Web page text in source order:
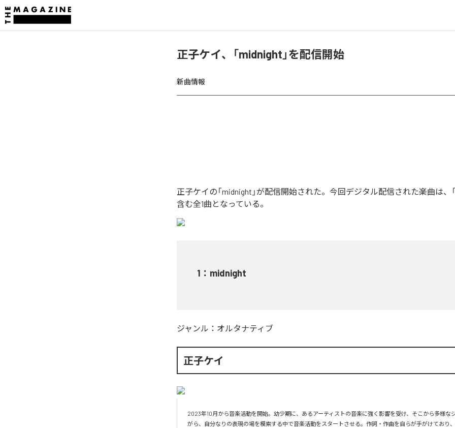
正子ケイ、「midnight」を配信開始
新曲情報
正子ケイの「midnight」が配信開始された。今回デジタル配信された楽曲は、
含む全1曲となっている。
1 ： midnight
ジャンル： オルタナティブ
正子ケイ
2023年10月から音楽活動を開始。幼少期に、あるアーティストの音楽に強く影響を受け、そこから多様な
がら、自分なりの表現の場を模索する中で音楽活動をスタートさせる。作詞・作曲を自らが手がけており